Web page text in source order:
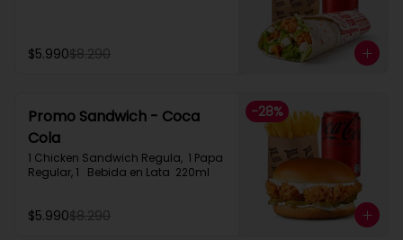
$5.990$8.290
-28%
Promo Sandwich - Coca
Cola
1 Chicken Sandwich Regula,  1 Papa
Regular, 1   Bebida en Lata  220ml
$5.990$8.290